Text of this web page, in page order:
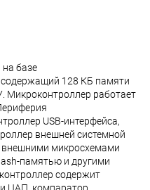
базе
содержащий 128 КБ памяти
Микроконтроллер работает
USB-интерфейса,
внешней системной
внешними микросхемами
памятью и другими
содержит